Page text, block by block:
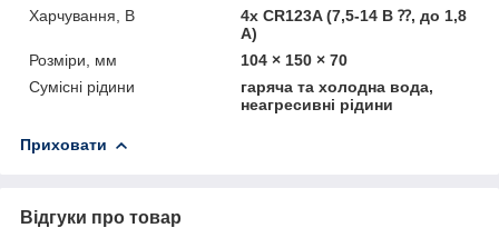
Харчування, В
4x CR123A (7,5-14 В ⁇, до 1,8
А)
Розміри, мм
104 × 150 × 70
Сумісні рідини
гаряча та холодна вода,
неагресивні рідини
Приховати
Відгуки про товар